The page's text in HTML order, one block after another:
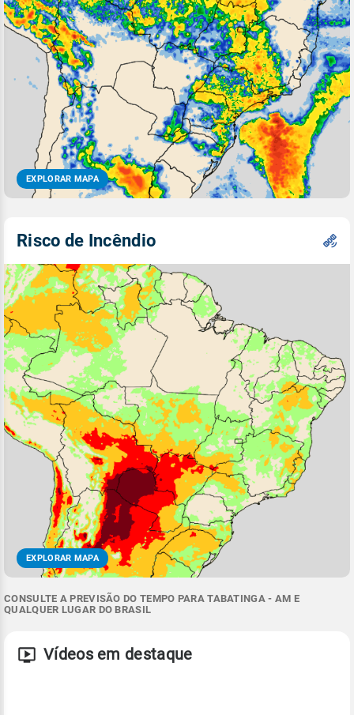
EXPLORAR MAPA
Risco de Incêndio
EXPLORAR MAPA
CONSULTE A PREVISÃO DO TEMPO PARA TABATINGA - AM E
QUALQUER LUGAR DO BRASIL
Vídeos em destaque